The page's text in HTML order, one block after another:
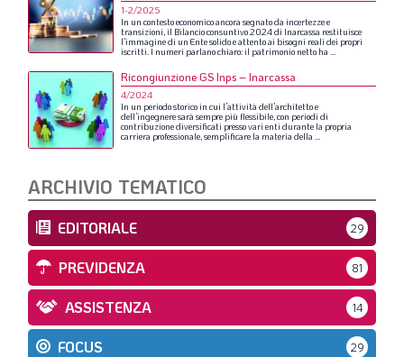
1-2/2025
In un contestoeconomicoancora segnatoda incertezzee
transizioni,il Bilancioconsuntivo2024di Inarcassa restituisce
l’immaginedi un Entesolidoeattentoai bisogni reali dei propri
iscritti. I numeri parlanochiaro:il patrimonio netto ha ...
Ricongiunzione GS Inps – Inarcassa
4/2024
In un periodostoricoin cui l’attività dell’architettoe
dell’ingegneresarà sempre più flessibile,con periodi di
contribuzionediversificati pressovari enti durante la propria
carriera professionale,semplificare la materia della ...
ARCHIVIO TEMATICO
EDITORIALE 29
PREVIDENZA 81
ASSISTENZA 14
FOCUS 29